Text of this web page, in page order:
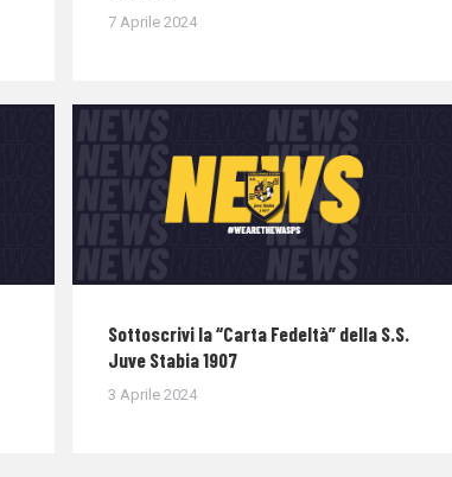
7 Aprile 2024
Sottoscrivi la “Carta Fedeltà” della S.S.
Juve Stabia 1907
3 Aprile 2024